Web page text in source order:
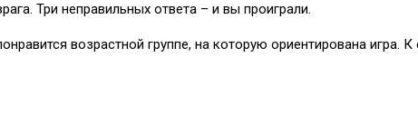
Три неправильных ответа – и вы проиграли.
возрастной группе, на которую ориентирована игра.